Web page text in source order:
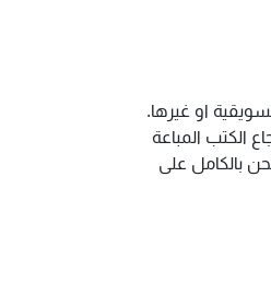
او غيرها.
الكتب المباعة
بالكامل على